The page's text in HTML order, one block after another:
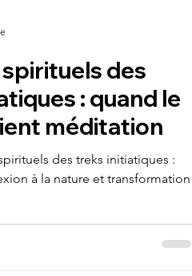
des
: quand le
méditation
des treks initiatiques :
à la nature et transformation